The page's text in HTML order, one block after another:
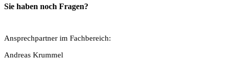
Sie haben noch Fragen?
Ansprechpartner im Fachbereich:
Andreas Krummel